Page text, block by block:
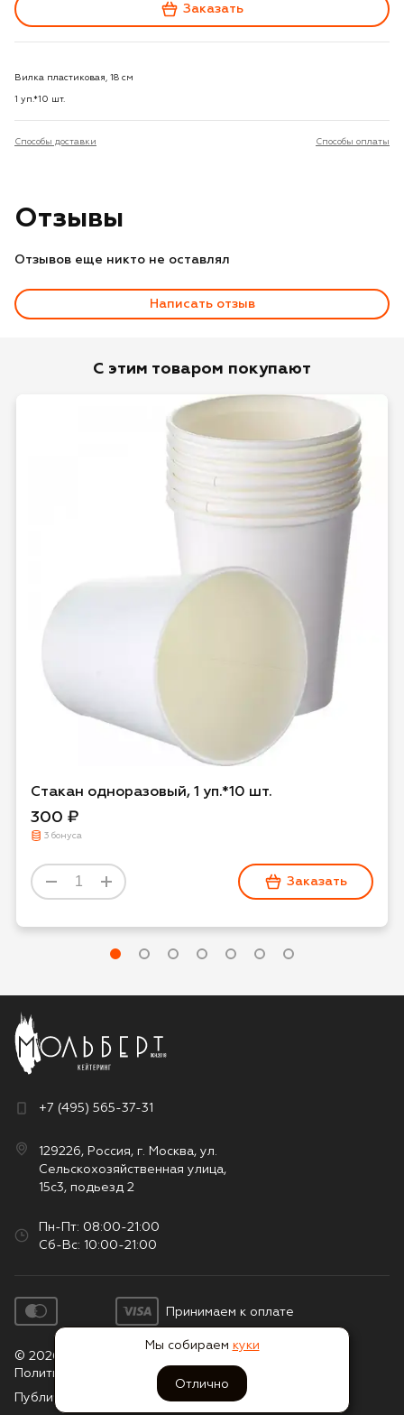
Заказать
Вилка пластиковая, 18 см
1 уп.*10 шт.
Способы доставки Способы оплаты
Отзывы
Отзывов еще никто не оставлял
Написать отзыв
согласие на обработку персональных
данных
соглашаюсь с политикой обработки
персональных данных
согласие на публикацию моего отзыва на
сайте и в рекламных и презентационных
С этим товаром покупают
Стакан одноразовый, 1 уп.*10 шт.
300 ₽
3 бонуса
Заказать
+7 (495) 565-37-31
129226, Россия, г. Москва, ул.
Сельскохозяйственная улица,
15с3, подьезд 2
Пн-Пт: 08:00-21:00
Сб-Вс: 10:00-21:00
© 2026. Все права защищены
Принимаем к оплате
Политика конфиденциальности
Публичная оферта
Мы собираем куки
Отлично